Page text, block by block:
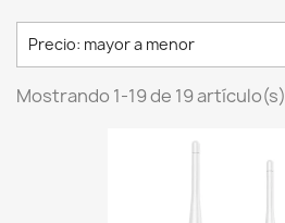
Precio: mayor a menor
Mostrando 1-19 de 19 artículo(s)